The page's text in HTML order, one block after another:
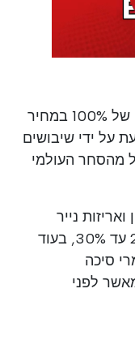
לם ההשפעה נובעת בעיקר מעלייה של 100% במחיר
על ידי שיבושים
מהסחר העולמי
נייר
אלומיניום, שמחיריהם עלו ב -20% עד 30%, בעוד
סיכה
כעת 120% יותר מאשר לפני